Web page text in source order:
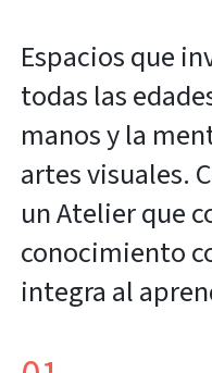
Espacios que
todas las
manos y la
artes visuales.
un Atelier que
conocimiento
integra al